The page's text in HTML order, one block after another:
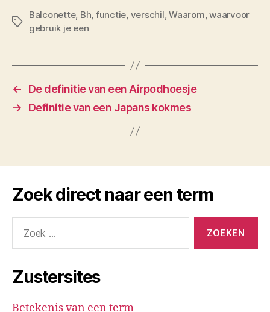
Tags
Balconette, Bh, functie, verschil,Waarom,waarvoor
gebruik je een
←
De definitie van een Airpodhoesje
→
Definitie van een Japans kokmes
Zoek direct naar een term
naar:
Zustersites
Betekenis van een term